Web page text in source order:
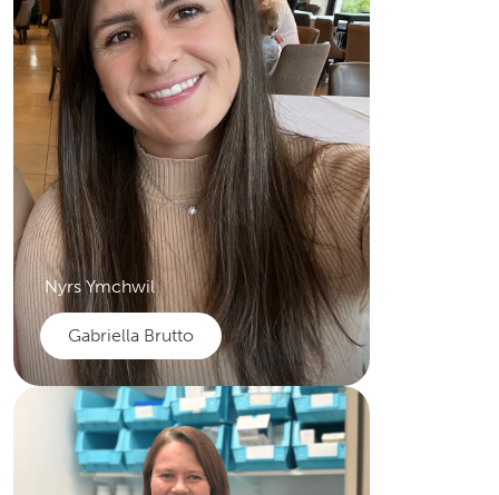
Nyrs Ymchwil
Gabriella Brutto
Gabriella Brutto
Nyrs Ymchwil gyda phrofiad o